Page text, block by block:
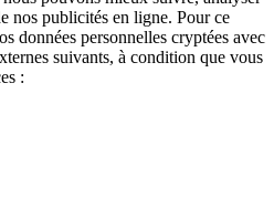
nos publicités en ligne. Pour ce
données personnelles cryptées avec
suivants, à condition que vous
: